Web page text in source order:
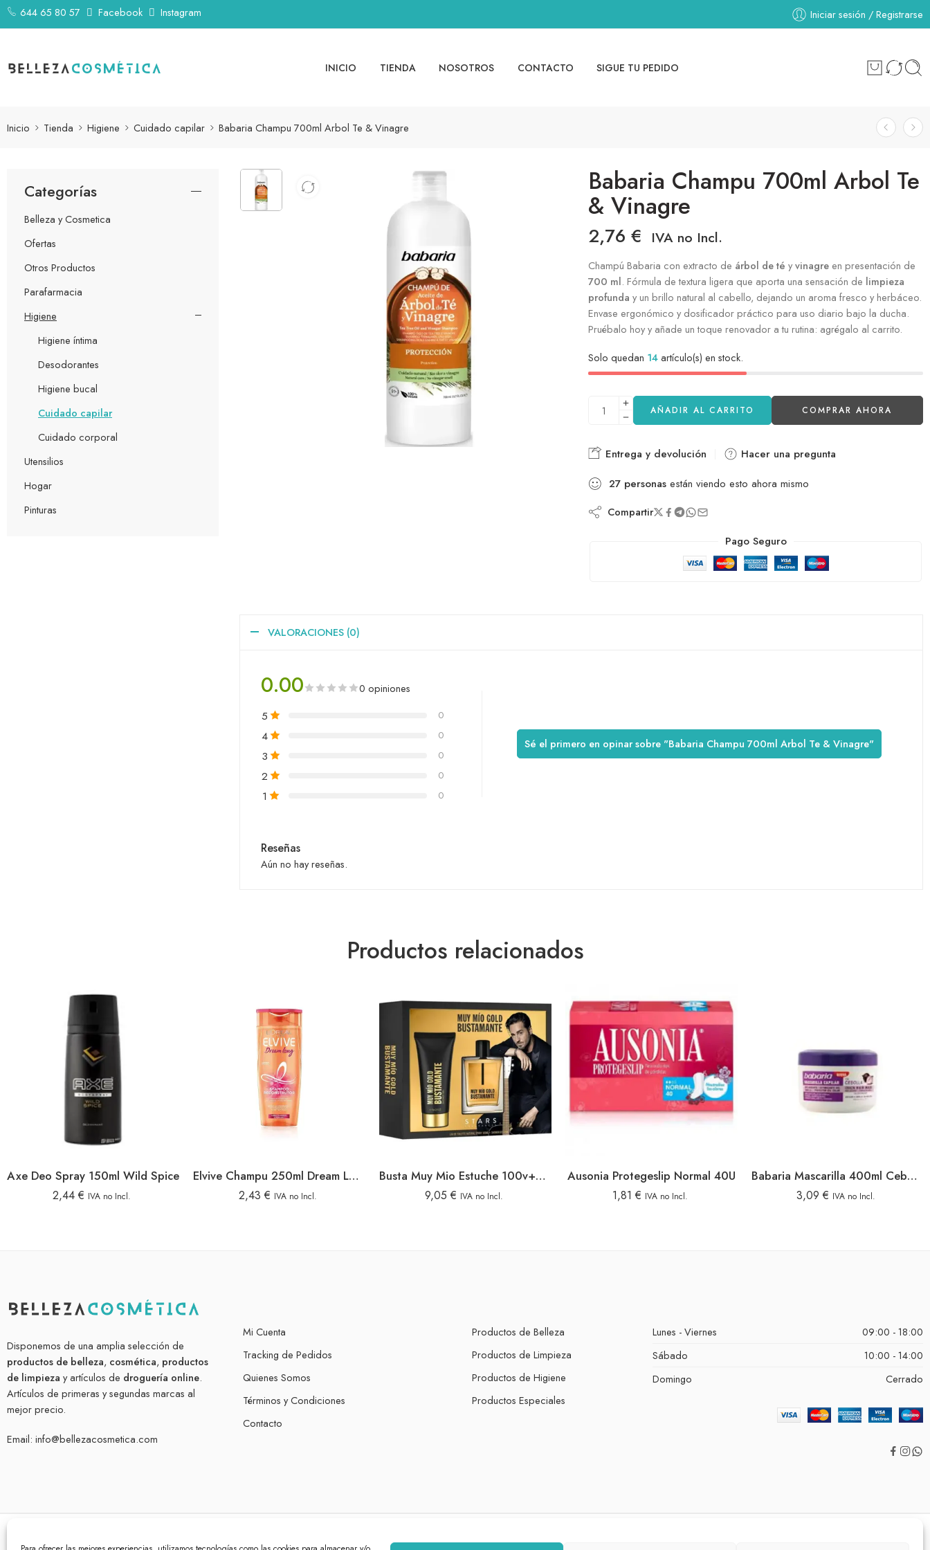
644 65 80 57 Facebook Instagram Iniciar sesión / Registrarse
INICIO TIENDA NOSOTROS CONTACTO SIGUE TU PEDIDO
Inicio Tienda Higiene Cuidado capilar Babaria Champu 700ml Arbol Te & Vinagre
Babaria Champu 700ml Arbol Te
& Vinagre
2,76 € IVA no Incl.
Champú Babaria con extracto de árbol de té yvinagre en presentación de
700 ml. Fórmula de textura ligera que aporta una sensación de limpieza
profunda y un brillo natural al cabello, dejando un aroma fresco y herbáceo.
Envase ergonómico y dosificador práctico para uso diario bajo la ducha.
Pruébalo hoy y añade un toque renovador a tu rutina: agrégalo al carrito.
Solo quedan 14artículo(s) en stock.
AÑADIR AL CARRITO COMPRAR AHORA
Entrega y devolución
Hacer una pregunta
27 personas están viendo esto ahora mismo
Compartir
Pago Seguro
VALORACIONES (0)
0.00 0 opiniones
5 0
4 0
3 0
2 0
1 0
Sé el primero en opinar sobre "Babaria Champu 700ml Arbol Te & Vinagre"
Reseñas
Aún no hay reseñas.
Categorías
Belleza y Cosmetica
Ofertas
Otros Productos
Parafarmacia
Higiene
Higiene íntima
Desodorantes
Higiene bucal
Cuidado capilar
Cuidado corporal
Utensilios
Hogar
Pinturas
Productos relacionados
Axe Deo Spray 150ml Wild Spice
2,44 € IVA no Incl.
Elvive Champu 250ml Dream Long Reconstructor
2,43 € IVA no Incl.
Busta Muy Mio Estuche 100v+gel Gold
9,05 € IVA no Incl.
Ausonia Protegeslip Normal 40U
1,81 € IVA no Incl.
Babaria Mascarilla 400ml Cebolla
3,09 € IVA no Incl.
Disponemos de una amplia selección de
productos de belleza, cosmética, productos
de limpieza y artículos de droguería online.
Artículos de primeras y segundas marcas al
mejor precio.
Email: info@bellezacosmetica.com
Mi Cuenta
Tracking de Pedidos
Quienes Somos
Términos y Condiciones
Contacto
Productos de Belleza
Productos de Limpieza
Productos de Higiene
Productos Especiales
Lunes - Viernes
09:00 - 18:00
Sábado
10:00 - 14:00
Domingo
Cerrado